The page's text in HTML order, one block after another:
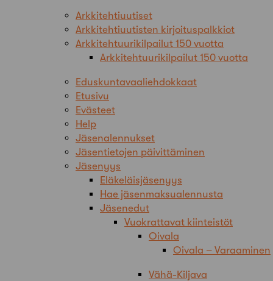
Arkkitehtiuutiset
Arkkitehtiuutisten kirjoituspalkkiot
Arkkitehtuurikilpailut 150 vuotta
Arkkitehtuurikilpailut 150 vuotta
Eduskuntavaaliehdokkaat
Etusivu
Evästeet
Help
Jäsenalennukset
Jäsentietojen päivittäminen
Jäsenyys
Eläkeläisjäsenyys
Hae jäsenmaksualennusta
Jäsenedut
Vuokrattavat kiinteistöt
Oivala
Oivala – Varaaminen
Vähä-Kiljava